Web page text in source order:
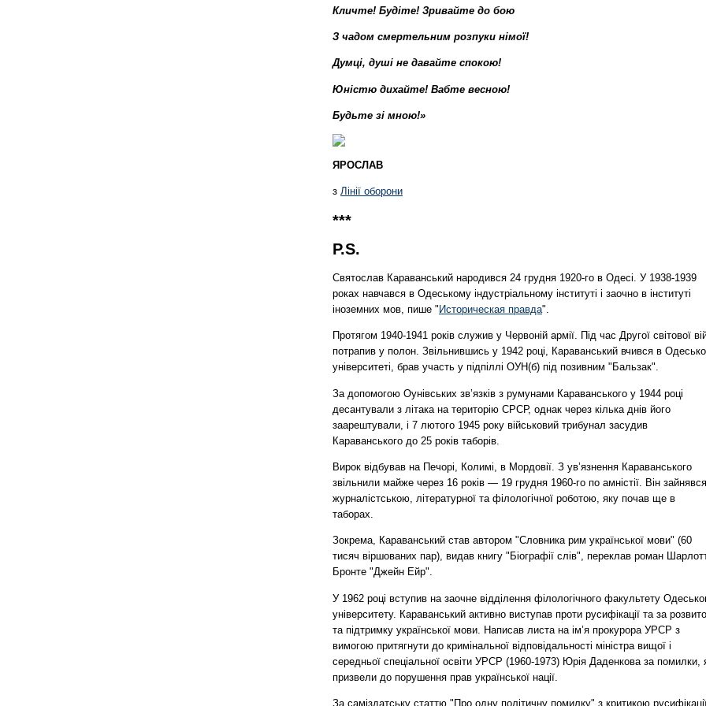
Кличте! Будіте! Зривайте до бою
З чадом смертельним розпуки німої!
Думці, душі не давайте спокою!
Юністю дихайте! Вабте весною!
Будьте зі мною!»
ЯРОСЛАВ
з Лінії оборони
***
P.S.
Святослав Караванський народився 24 грудня 1920-го в Одесі. У 1938-1939
роках навчався в Одеському індустріальному інституті і заочно в інституті
іноземних мов, пише " Историческая правда".
Протягом 1940-1941 років служив у Червоній армії. Під час Другої світової
потрапив у полон. Звільнившись у 1942 році, Караванський вчився в
університеті, брав участь у підпіллі ОУН(б) під позивним "Бальзак".
За допомогою Оунівських зв’язків з румунами Караванського у 1944 році
десантували з літака на територію СРСР, однак через кілька днів його
заарештували, і 7 лютого 1945 року військовий трибунал засудив
Караванського до 25 років таборів.
Вирок відбував на Печорі, Колимі, в Мордовії. З ув’язнення Караванського
звільнили майже через 16 років — 19 грудня 1960-го по амністії. Він зайнявся
журналістською, літературної та філологічної роботою, яку почав ще в
таборах.
Зокрема, Караванський став автором "Словника рим української мови" (60
тисяч віршованих пар), видав книгу "Біографії слів", переклав роман
Бронте "Джейн Ейр".
У 1962 році вступив на заочне відділення філологічного факультету
університету. Караванський активно виступав проти русифікації та за
та підтримку української мови. Написав листа на ім’я прокурора УРСР з
вимогою притягнути до кримінальної відповідальності міністра вищої і
середньої спеціальної освіти УРСР (1960-1973) Юрія Даденкова за помилки,
призвели до порушення прав української нації.
За саміздатську статтю "Про одну політичну помилку" з критикою